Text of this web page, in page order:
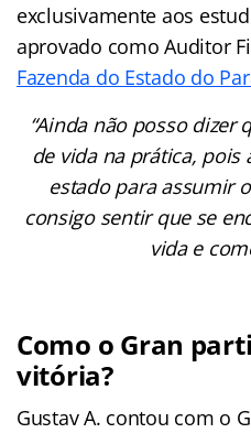
exclusivamente aos
aprovado como Auditor
Fazenda do Estado do
“Ainda não posso dizer
de vida na prática,
estado para assumir
consigo sentir que se
vida e
Como o Gran
vitória?
Gustav A. contou com o